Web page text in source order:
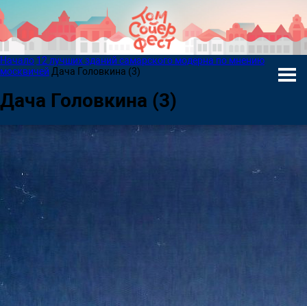
Начало 12 лучших зданий самарского модерна по мнению
москвичей Дача Головкина (3)
Дача Головкина (3)